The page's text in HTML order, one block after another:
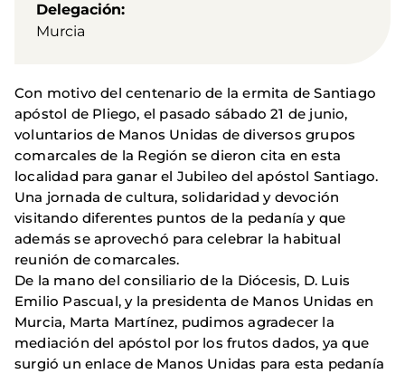
Delegación
Murcia
Con motivo del centenario de la ermita de Santiago
apóstol de Pliego, el pasado sábado 21 de junio,
voluntarios de Manos Unidas de diversos grupos
comarcales de la Región se dieron cita en esta
localidad para ganar el Jubileo del apóstol Santiago.
Una jornada de cultura, solidaridad y devoción
visitando diferentes puntos de la pedanía y que
además se aprovechó para celebrar la habitual
reunión de comarcales.
De la mano del consiliario de la Diócesis, D. Luis
Emilio Pascual, y la presidenta de Manos Unidas en
Murcia, Marta Martínez, pudimos agradecer la
mediación del apóstol por los frutos dados, ya que
surgió un enlace de Manos Unidas para esta pedanía